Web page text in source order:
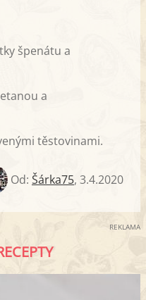
špenátu a
a
těstovinami.
Od: Šárka75, 3.4.2020
REKLAMA